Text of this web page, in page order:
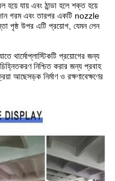
হয়ে যায় এবং ঠান্ডা হলে শক্ত হয়ে
গরম এবং তারপর একটি nozzle
পৃষ্ঠ উপর এটি প্রয়োগ, যেমন লেন
থার্মোপ্লাস্টিকটি প্রয়োগের জন্য
নিশ্চিত করার জন্য প্রবাহ
আছেসড়ক নির্মাণ ও রক্ষণাবেক্ষণের